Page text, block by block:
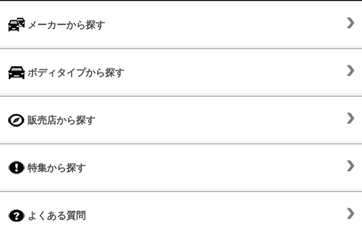
メーカーから探す
ボディタイプから探す
販売店から探す
特集から探す
よくある質問